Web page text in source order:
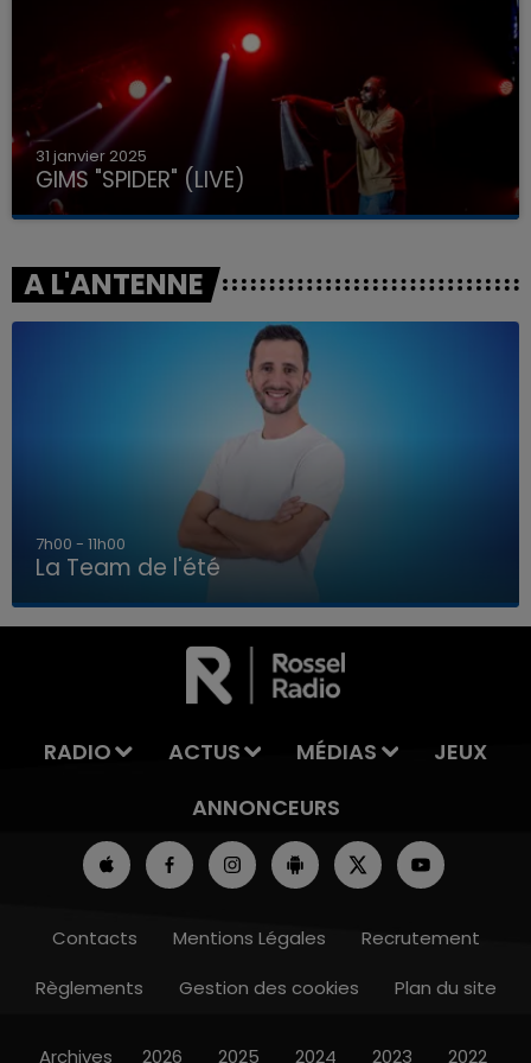
LA TEAM DE L'ÉTÉ
31 janvier 2025
GIMS "SPIDER" (LIVE)
A L'ANTENNE
7h00 - 11h00
La Team de l'été
RADIO ACTUS MÉDIAS
JEUX
ANNONCEURS
Contacts Mentions Légales
Recrutement
Règlements
Gestion des cookies Plan du site
Archives 2026 2025 2024 2023 2022